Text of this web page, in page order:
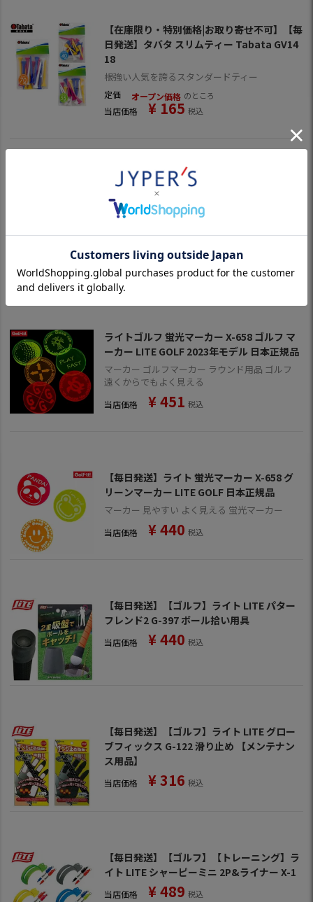
【在庫限り・特別価格|お取り寄せ不可】【毎
日発送】タバタ スリムティー Tabata GV14
18
根強い人気を誇るスタンダードティー
定価 オープン価格 のところ
当店価格 ¥ 165 税込
【毎日発送】タバタ 白木ティー ウッドティ
ー Tabata GV0432 GV0433 GV0434
サイズバリエーションが豊富に揃う定番ウッド
オープン価格
¥132
ライトゴルフ 蛍光マーカー X-658 ゴルフ マ
ーカー LITE GOLF 2023年モデル 日本正規品
マーカー ゴルフマーカー ラウンド用品 ゴルフ
遠くからでもよく見える
当店価格 ¥451 税込
【毎日発送】ライト 蛍光マーカー X-658 グ
リーンマーカー LITE GOLF 日本正規品
マーカー 見やすい よく見える 蛍光マーカー
当店価格 ¥440 税込
【毎日発送】【ゴルフ】ライト LITE パター
フレンド2 G-397 ボール拾い用具
当店価格 ¥440 税込
【毎日発送】【ゴルフ】ライト LITE グロー
ブフィックス G-122 滑り止め 【メンテナン
ス用品】
当店価格 ¥316 税込
【毎日発送】【ゴルフ】【トレーニング】ラ
イト LITE シャーピーミニ 2P&ライナー X-1
当店価格 ¥489 税込